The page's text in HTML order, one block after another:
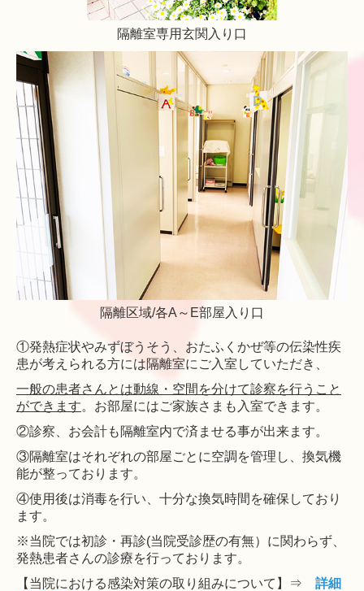
隔離室専用玄関入り口
隔離区域/各A～E部屋入り口
①発熱症状やみずぼうそう、おたふくかぜ等の伝染性疾
患が考えられる方には隔離室にご入室していただき、
一般の患者さんとは動線・空間を分けて診察を行うこと
ができます。お部屋にはご家族さまも入室できます。
②診察、お会計も隔離室内で済ませる事が出来ます。
③隔離室はそれぞれの部屋ごとに空調を管理し、換気機
能が整っております。
④使用後は消毒を行い、十分な換気時間を確保しており
ます。
※当院では初診・再診(当院受診歴の有無）に関わらず、
発熱患者さんの診療を行っております。
【当院における感染対策の取り組みについて】⇒ 詳細